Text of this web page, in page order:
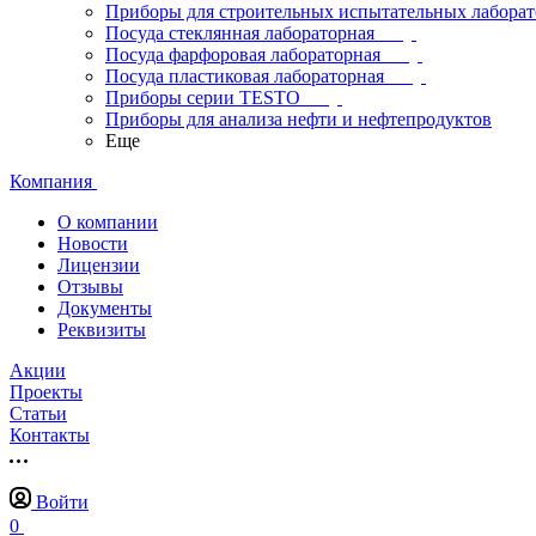
Приборы для строительных испытательных
Посуда стеклянная лабораторная
Посуда фарфоровая лабораторная
Посуда пластиковая лабораторная
Приборы серии TESTO
Приборы для анализа нефти и нефтепродуктов
Еще
Компания
О компании
Новости
Лицензии
Отзывы
Документы
Реквизиты
Акции
Проекты
Статьи
Контакты
Войти
0